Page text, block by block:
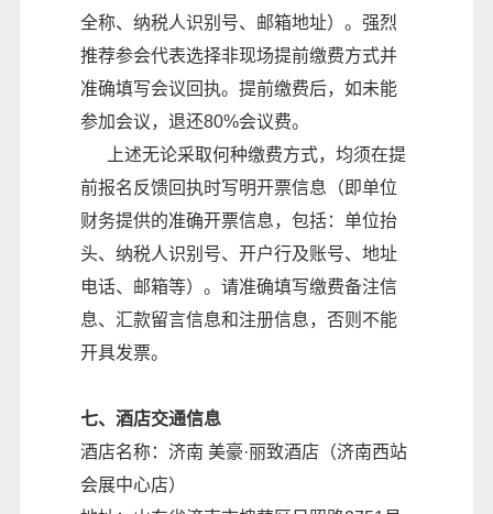
全称、纳税人识别号、邮箱地址）。强烈
推荐参会代表选择非现场提前缴费方式并
准确填写会议回执。提前缴费后，如未能
参加会议，退还80%会议费。
上述无论采取何种缴费方式，均须在提
前报名反馈回执时写明开票信息（即单位
财务提供的准确开票信息，包括：单位抬
头、纳税人识别号、开户行及账号、地址
电话、邮箱等）。请准确填写缴费备注信
息、汇款留言信息和注册信息，否则不能
开具发票。
七、酒店交通信息
酒店名称：济南 美豪·丽致酒店（济南西站
会展中心店）